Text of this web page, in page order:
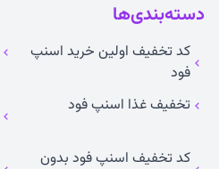
دسته‌بندی‌ها
کد تخفیف اولین خرید اسنپ
فود
تخفیف غذا اسنپ فود
کد تخفیف اسنپ فود بدون